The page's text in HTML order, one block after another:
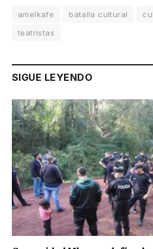
amelkafe batalla cultural
teatristas
SIGUE LEYENDO